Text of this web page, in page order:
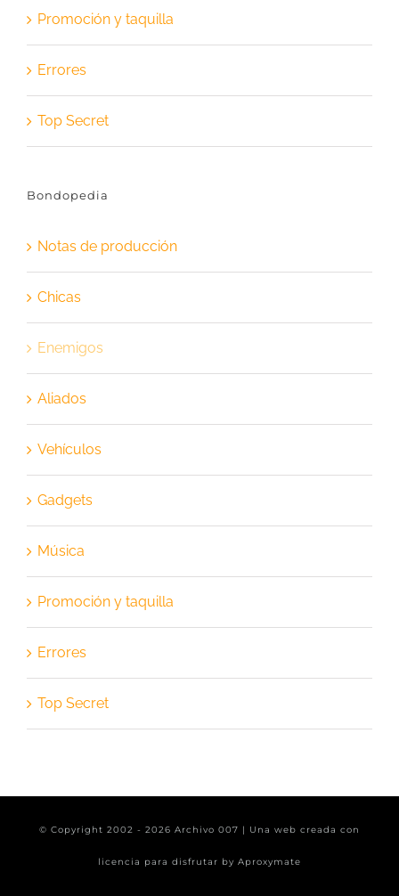
Promoción y taquilla
Errores
Top Secret
Bondopedia
Notas de producción
Chicas
Enemigos
Aliados
Vehículos
Gadgets
Música
Promoción y taquilla
Errores
Top Secret
© Copyright 2002 - 2026 Archivo 007 | Una web creada con
licencia para disfrutar by Aproxymate